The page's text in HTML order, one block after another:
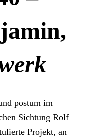
postum im
Sichtung Rolf
Projekt, an